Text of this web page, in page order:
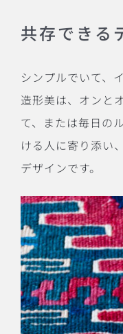
共存できる
シンプルでいて、
造形美は、オンと
て、または毎日の
ける人に寄り添い
デザインです。